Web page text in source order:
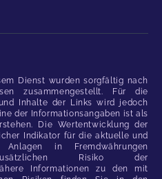
Dienst wurden sorgfältig nach
zusammengestellt. Für die
Inhalte der Links wird jedoch
der Informationsangaben ist als
Die Wertentwicklung der
Indikator für die aktuelle und
Anlagen in Fremdwährungen
Risiko der
Informationen zu den mit